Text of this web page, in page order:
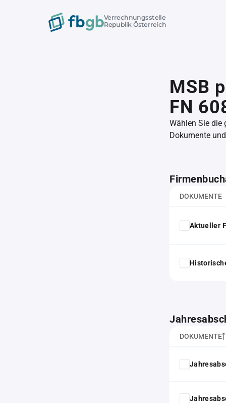
Verrechnungsstelle
Republik Österreich
MSB
FN
Wählen Sie die
Dokumente
DOKUMENTE
Aktueller
DOKUMENTE